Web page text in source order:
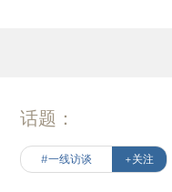
话题：
#一线访谈 +关注